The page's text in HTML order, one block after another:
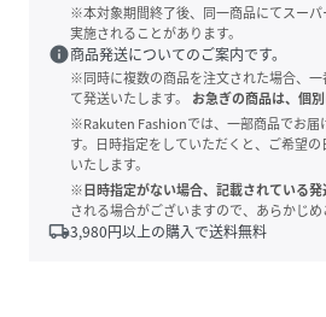
※本対象期間終了後、同一商品にてスーパ
実施されることがあります。
info商品発送についてのご案内です。
※同時に複数の商品を注文された場合、
て発送いたします。
お急ぎの商品は、個
※Rakuten Fashionでは、一部商品でお届
す。日時指定をしていただくと、ご希望
いたします。
※日時指定がない場合、記載されている
される場合がございますので、あらかじめ
local_shipping3,980円以上の購入で送料無料